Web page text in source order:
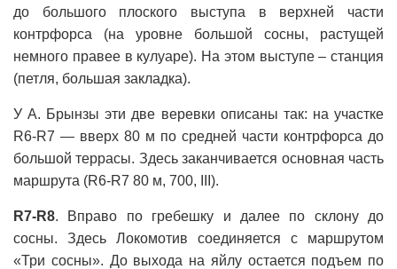
до большого плоского выступа в верхней части
контрфорса (на уровне большой сосны, растущей
немного правее в кулуаре). На этом выступе – станция
(петля, большая закладка).
У А. Брынзы эти две веревки описаны так: на участке
R6-R7 — вверх 80 м по средней части контрфорса до
большой террасы. Здесь заканчивается основная часть
маршрута (R6-R7 80 м, 700, III).
R7-R8. Вправо по гребешку и далее по склону до
сосны. Здесь Локомотив соединяется с маршрутом
«Три сосны». До выхода на яйлу остается подъем по